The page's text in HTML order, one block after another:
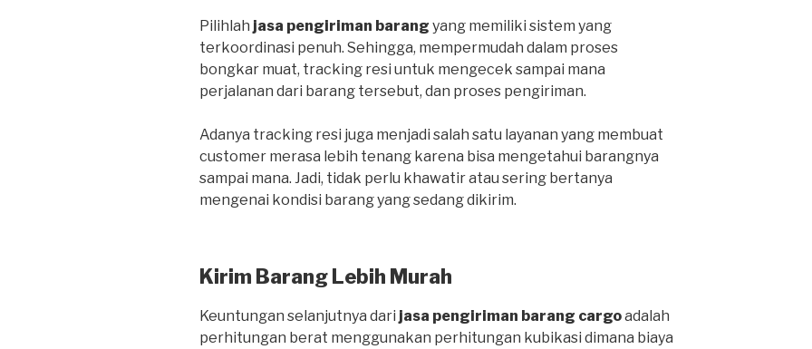
Pilihlah jasa pengiriman barang yang memiliki sistem yang
terkoordinasi penuh. Sehingga, mempermudah dalam proses
bongkar muat, tracking resi untuk mengecek sampai mana
perjalanan dari barang tersebut, dan proses pengiriman.
Adanya tracking resi juga menjadi salah satu layanan yang membuat
customer merasa lebih tenang karena bisa mengetahui barangnya
sampai mana. Jadi, tidak perlu khawatir atau sering bertanya
mengenai kondisi barang yang sedang dikirim.
Kirim Barang Lebih Murah
Keuntungan selanjutnya dari jasa pengiriman barang cargoadalah
perhitungan berat menggunakan perhitungan kubikasi dimana biaya